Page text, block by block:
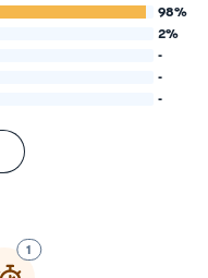
98%
2%
-
-
-
1